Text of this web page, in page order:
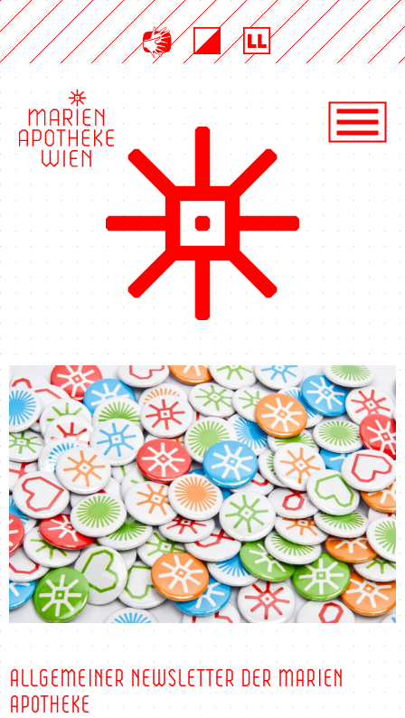
ALLGEMEINER NEWSLETTER DER MARIEN
APOTHEKE